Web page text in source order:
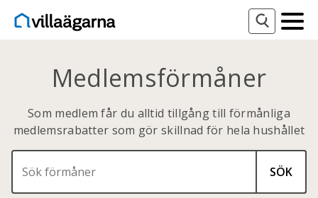
Medlemsförmåner
Som medlem får du alltid tillgång till förmånliga
medlemsrabatter som gör skillnad för hela hushållet
SÖK